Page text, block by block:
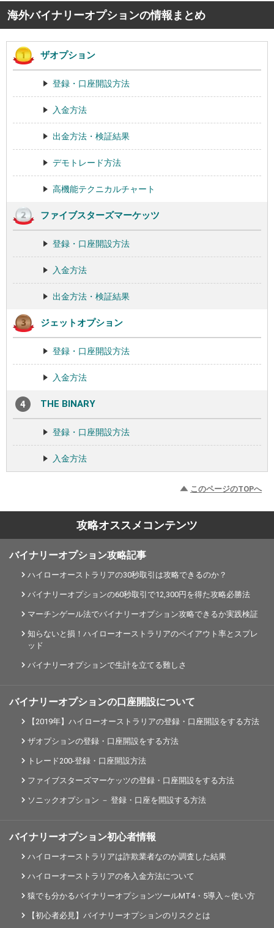
海外バイナリーオプションの情報まとめ
ザオプション
登録・口座開設方法
入金方法
出金方法・検証結果
デモトレード方法
高機能テクニカルチャート
ファイブスターズマーケッツ
登録・口座開設方法
入金方法
出金方法・検証結果
ジェットオプション
登録・口座開設方法
入金方法
THE BINARY
登録・口座開設方法
入金方法
このページのTOPへ
攻略オススメコンテンツ
バイナリーオプション攻略記事
ハイローオーストラリアの30秒取引は攻略できるのか？
バイナリーオプションの60秒取引で12,300円を得た攻略必勝法
マーチンゲール法でバイナリーオプション攻略できるか実践検証
知らないと損！ハイローオーストラリアのペイアウト率とスプレ
ッド
バイナリーオプションで生計を立てる難しさ
バイナリーオプションの口座開設について
【2019年】ハイローオーストラリアの登録・口座開設をする方法
ザオプションの登録・口座開設をする方法
トレード200-登録・口座開設方法
ファイブスターズマーケッツの登録・口座開設をする方法
ソニックオプション － 登録・口座を開設する方法
バイナリーオプション初心者情報
ハイローオーストラリアは詐欺業者なのか調査した結果
ハイローオーストラリアの各入金方法について
猿でも分かるバイナリーオプションツールMT4・5導入～使い方
【初心者必見】バイナリーオプションのリスクとは